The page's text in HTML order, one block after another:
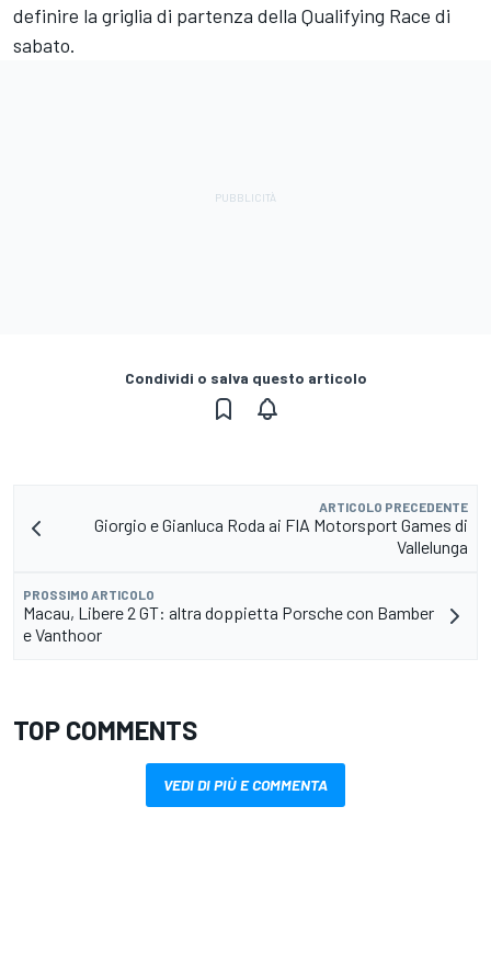
definire la griglia di partenza della Qualifying Race di
sabato.
Condividi o salva questo articolo
ARTICOLO PRECEDENTE
Giorgio e Gianluca Roda ai FIA Motorsport Games di
Vallelunga
PROSSIMO ARTICOLO
Macau, Libere 2 GT: altra doppietta Porsche con Bamber
e Vanthoor
TOP COMMENTS
VEDI DI PIÙ E COMMENTA